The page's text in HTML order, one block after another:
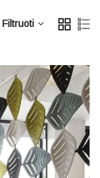
Filtruoti